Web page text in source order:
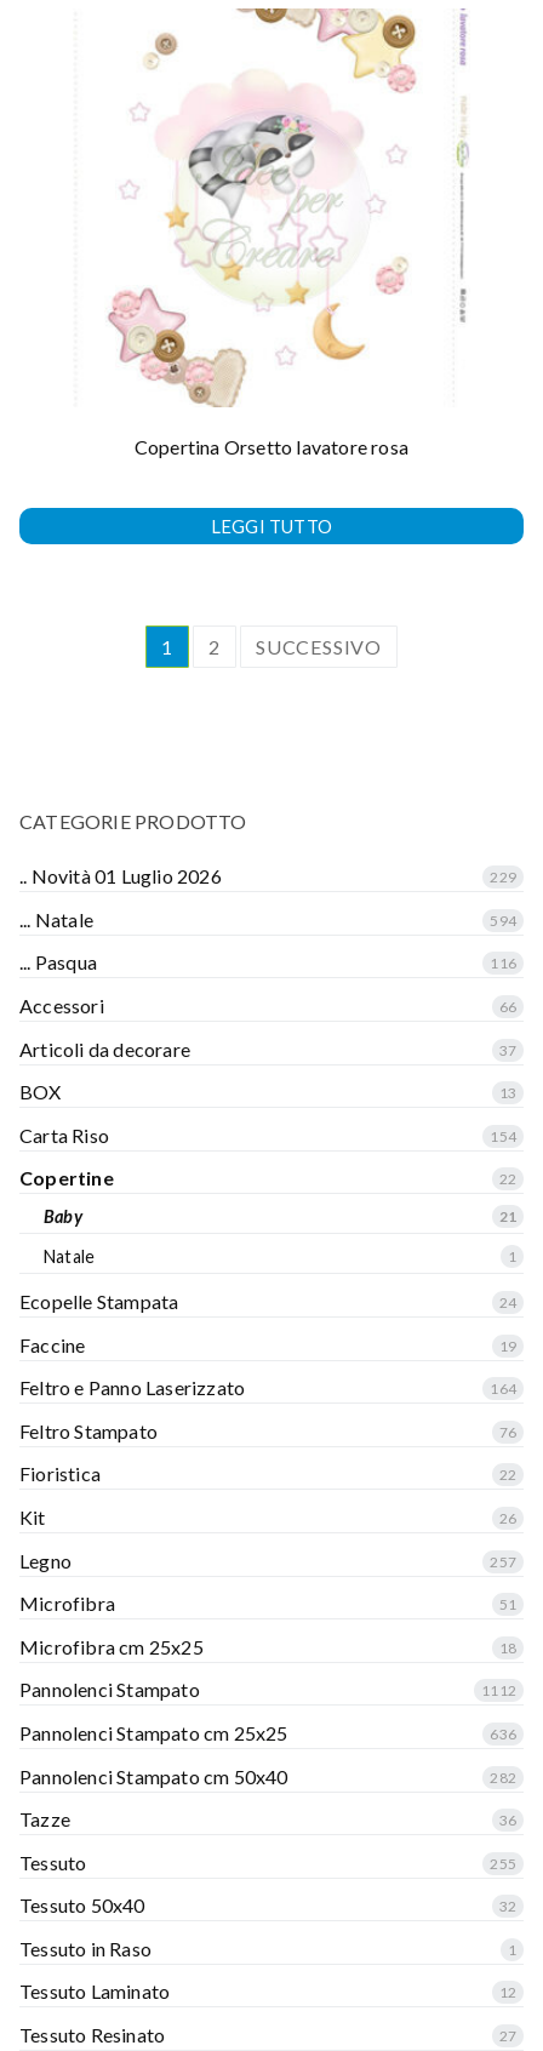
Copertina Orsetto lavatore rosa
LEGGI TUTTO
1 2 SUCCESSIVO
CATEGORIE PRODOTTO
.. Novità 01 Luglio 2026 229
... Natale 594
... Pasqua 116
Accessori 66
Articoli da decorare 37
BOX 13
Carta Riso 154
Copertine 22
Baby 21
Natale 1
Ecopelle Stampata 24
Faccine 19
Feltro e Panno Laserizzato 164
Feltro Stampato 76
Fioristica 22
Kit 26
Legno 257
Microfibra 51
Microfibra cm 25x25 18
Pannolenci Stampato 1112
Pannolenci Stampato cm 25x25 636
Pannolenci Stampato cm 50x40 282
Tazze 36
Tessuto 255
Tessuto 50x40 32
Tessuto in Raso 1
Tessuto Laminato 12
Tessuto Resinato 27